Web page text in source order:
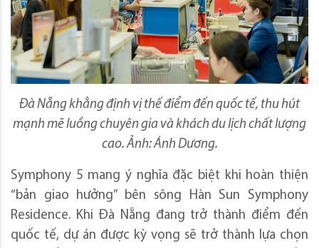
Đà Nẵng khẳng định vị thế điểm đến quốc tế, thu hút
mạnh mẽ luồng chuyên gia và khách du lịch chất lượng
cao. Ảnh: Ánh Dương.
Symphony 5 mang ý nghĩa đặc biệt khi hoàn thiện
“bản giao hưởng” bên sông Hàn Sun Symphony
Residence. Khi Đà Nẵng đang trở thành điểm đến
quốc tế, dự án được kỳ vọng sẽ trở thành lựa chọn